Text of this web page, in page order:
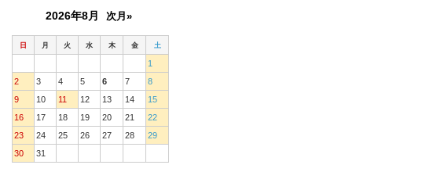
2026年8月 次月»
日 月 火 水 木 金 土
1
2
3 4 5 6 7
8
9
10 11 12 13 14
15
16
17 18 19 20 21
22
23
24 25 26 27 28
29
30
31